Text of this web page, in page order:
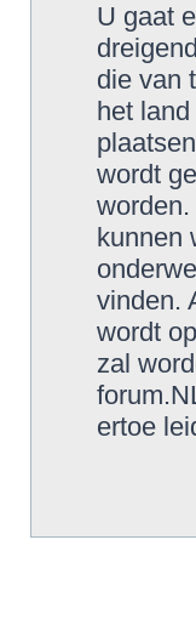
U gaat
die van
het
wordt
kunnen
vinden.
wordt
zal
ertoe